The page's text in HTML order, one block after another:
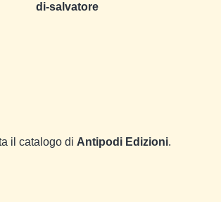
di-salvatore
il catalogo di Antipodi Edizioni.